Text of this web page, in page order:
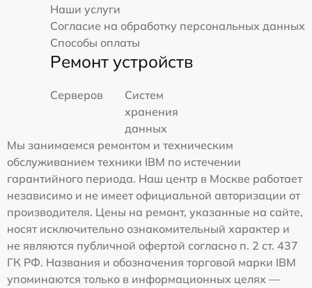
Наши услуги
Согласие на обработку персональных данных
Способы оплаты
Ремонт устройств
Серверов
Систем
хранения
данных
Мы занимаемся ремонтом и техническим
обслуживанием техники IBM по истечении
гарантийного периода. Наш центр в Москве работает
независимо и не имеет официальной авторизации от
производителя. Цены на ремонт, указанные на сайте,
носят исключительно ознакомительный характер и
не являются публичной офертой согласно п. 2 ст. 437
ГК РФ. Названия и обозначения торговой марки IBM
упоминаются только в информационных целях —